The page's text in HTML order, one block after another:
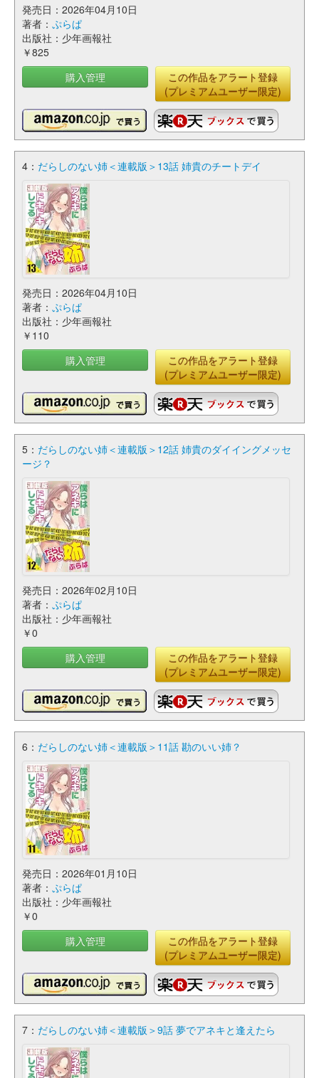
発売日：2026年04月10日
著者： ぷらぱ
出版社：少年画報社
￥825
購入管理
この作品をアラート登録
(プレミアムユーザー限定)
4： だらしのない姉＜連載版＞13話 姉貴のチートデイ
発売日：2026年04月10日
著者： ぷらぱ
出版社：少年画報社
￥110
購入管理
この作品をアラート登録
(プレミアムユーザー限定)
5： だらしのない姉＜連載版＞12話 姉貴のダイイングメッセ
ージ？
発売日：2026年02月10日
著者： ぷらぱ
出版社：少年画報社
￥0
購入管理
この作品をアラート登録
(プレミアムユーザー限定)
6： だらしのない姉＜連載版＞11話 勘のいい姉？
発売日：2026年01月10日
著者： ぷらぱ
出版社：少年画報社
￥0
購入管理
この作品をアラート登録
(プレミアムユーザー限定)
7： だらしのない姉＜連載版＞9話 夢でアネキと逢えたら